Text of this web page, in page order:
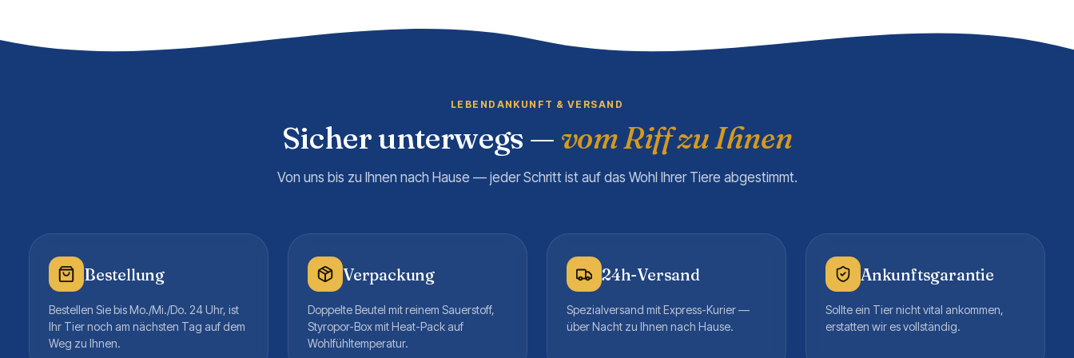
LEBENDANKUNFT & VERSAND
Sicher unterwegs — vom Riff zu Ihnen
Von uns bis zu Ihnen nach Hause — jeder Schritt ist auf das Wohl Ihrer Tiere abgestimmt.
Bestellung
Bestellen Sie bis Mo./Mi./Do. 24 Uhr, ist
Ihr Tier noch am nächsten Tag auf dem
Weg zu Ihnen.
Verpackung
Doppelte Beutel mit reinem Sauerstoff,
Styropor-Box mit Heat-Pack auf
Wohlfühltemperatur.
24h-Versand
Spezialversand mit Express-Kurier —
über Nacht zu Ihnen nach Hause.
Ankunftsgarantie
Sollte ein Tier nicht vital ankommen,
erstatten wir es vollständig.